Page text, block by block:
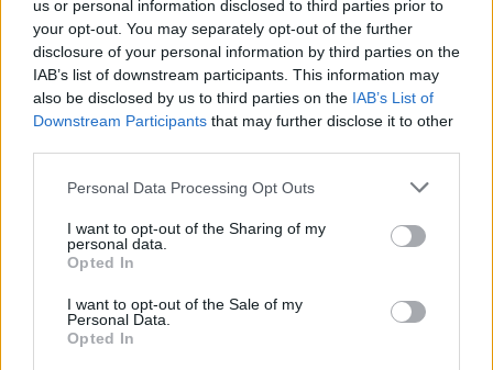
us or personal information disclosed to third parties prior to
your opt-out. You may separately opt-out of the further
disclosure of your personal information by third parties on the
IAB’s list of downstream participants. This information may
also be disclosed by us to third parties on the IAB’s List of
Downstream Participants that may further disclose it to other
Personal Data Processing Opt Outs
I want to opt-out of the Sharing of my
personal data.
Opted In
I want to opt-out of the Sale of my
Personal Data.
Opted In
Tai, kad būtų laikomasi aprašo atsakingas yra
maitinimo paslaugos teikėjas, o už už vaikų
maitinimo organizavimą ir Tvarkos aprašo
nuostatų įgyvendinimą – mokyklos vadovas.
Praėjusių metų pabaigoje šv. Benedikto
gimnazijos ilgametė vadovė Loreta Šernienė
tapo Alytaus miesto švietimo skyriaus
Erika Poškevičienė dar nepradėjo darbo.